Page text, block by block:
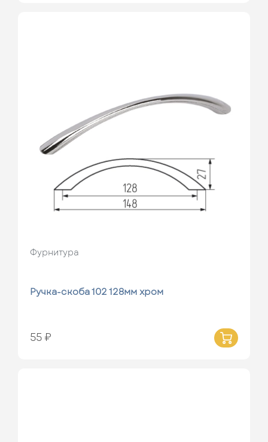
Фурнитура
Ручка-скоба 102 128мм хром
55 ₽